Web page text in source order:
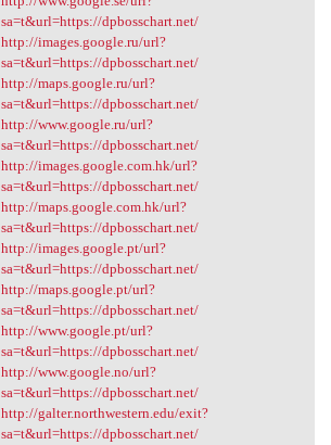
sa=t&url=https://dpbosschart.net/
http://images.google.ru/url?
sa=t&url=https://dpbosschart.net/
http://maps.google.ru/url?
sa=t&url=https://dpbosschart.net/
http://www.google.ru/url?
sa=t&url=https://dpbosschart.net/
http://images.google.com.hk/url?
sa=t&url=https://dpbosschart.net/
http://maps.google.com.hk/url?
sa=t&url=https://dpbosschart.net/
http://images.google.pt/url?
sa=t&url=https://dpbosschart.net/
http://maps.google.pt/url?
sa=t&url=https://dpbosschart.net/
http://www.google.pt/url?
sa=t&url=https://dpbosschart.net/
http://www.google.no/url?
sa=t&url=https://dpbosschart.net/
http://galter.northwestern.edu/exit?
sa=t&url=https://dpbosschart.net/